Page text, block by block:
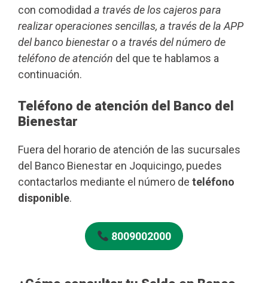
con comodidad a través de los cajeros para
realizar operaciones sencillas, a través de la APP
del banco bienestar o a través del número de
teléfono de atención del que te hablamos a
continuación.
Teléfono de atención del Banco del
Bienestar
Fuera del horario de atención de las sucursales
del Banco Bienestar en Joquicingo, puedes
contactarlos mediante el número de teléfono
disponible.
8009002000